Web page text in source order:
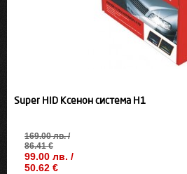
Super HID Kсенон система H1
169.00 лв. /
86.41 €
99.00 лв. /
50.62 €